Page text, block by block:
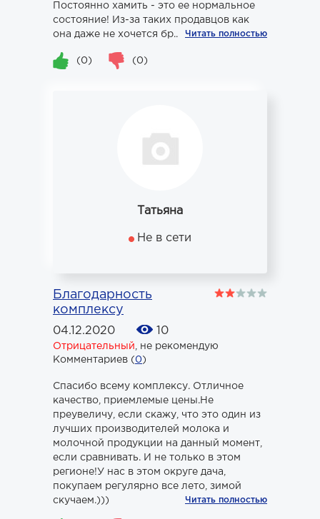
Постоянно хамить - это ее нормальное
состояние! Из-за таких продавцов как
она даже не хочется бр...
Читать полностью
(0) (0)
Татьяна
Не в сети
Благодарность
комплексу
04.12.2020 10
Отрицательный
не рекомендую
Комментариев (0)
Спасибо всему комплексу. Отличное
качество, приемлемые цены.Не
преувеличу, если скажу, что это один из
лучших производителей молока и
молочной продукции на данный момент,
если сравнивать. И не только в этом
регионе!У нас в этом округе дача,
покупаем регулярно все лето, зимой
скучаем.)))
Читать полностью